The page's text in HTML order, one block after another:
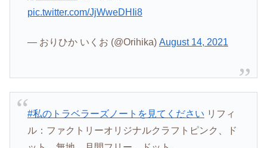
pic.twitter.com/JjWweDHIi8
— おりひか いくお (@Orihika) August 14, 2021
#私のトラベラーズノートを見てください リフィ
ル：ファクトリーオリジナルクラフトピンク、ド